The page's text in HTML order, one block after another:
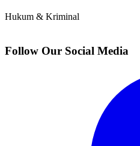
Hukum & Kriminal
Follow Our Social Media